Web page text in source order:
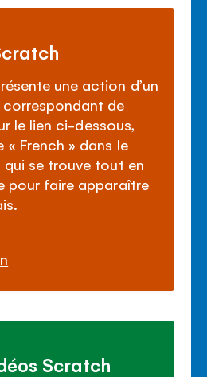
une action d’un
de
le lien ci-dessous,
« French » dans le
qui se trouve tout en
pour faire apparaître
Scratch